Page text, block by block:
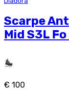
Scarpe
Mid S3L
€ 100